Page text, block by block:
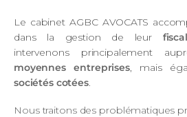
Le cabinet AGBC AVOCATS
dans la gestion de leur
intervenons principalement
moyennes entreprises, mais
sociétés cotées.
Nous traitons des problématiques